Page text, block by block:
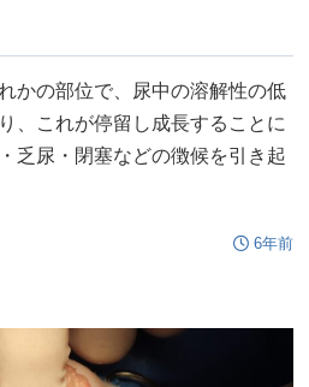
かの部位で、尿中の溶解性の低
、これが停留し成長することに
乏尿・閉塞などの徴候を引き起
6年前